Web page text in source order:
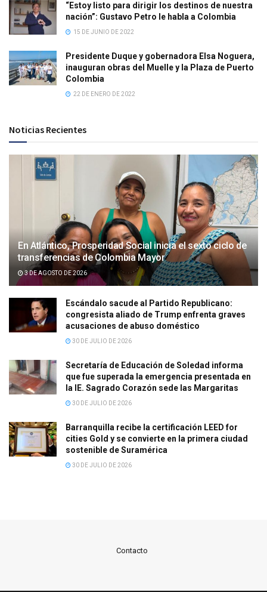
“Estoy listo para dirigir los destinos de nuestra
nación”: Gustavo Petro le habla a Colombia
15 DE JUNIO DE 2022
Presidente Duque y gobernadora Elsa Noguera,
inauguran obras del Muelle y la Plaza de Puerto
Colombia
22 DE ENERO DE 2022
Noticias Recientes
En Atlántico, Prosperidad Social inicia el sexto ciclo de
transferencias de Colombia Mayor
3 DE AGOSTO DE 2026
Escándalo sacude al Partido Republicano:
congresista aliado de Trump enfrenta graves
acusaciones de abuso doméstico
30 DE JULIO DE 2026
Secretaría de Educación de Soledad informa
que fue superada la emergencia presentada en
la IE. Sagrado Corazón sede las Margaritas
30 DE JULIO DE 2026
Barranquilla recibe la certificación LEED for
cities Gold y se convierte en la primera ciudad
sostenible de Suramérica
30 DE JULIO DE 2026
Contacto